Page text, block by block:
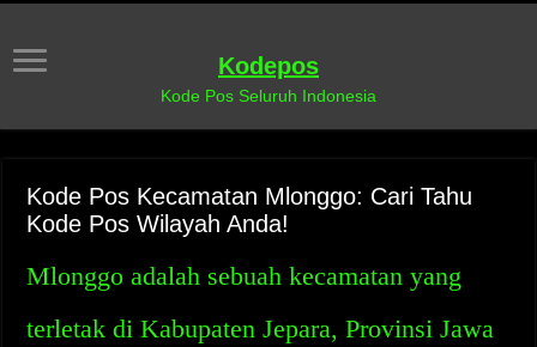
Kodepos
Kode Pos Seluruh Indonesia
Kode Pos Kecamatan Mlonggo: Cari Tahu
Kode Pos Wilayah Anda!
Mlonggo adalah sebuah kecamatan yang
terletak di Kabupaten Jepara, Provinsi Jawa